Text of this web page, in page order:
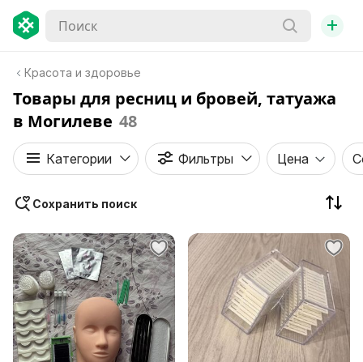
+
Красота и здоровье
Товары для ресниц и бровей, татуажа
в Могилеве 48
Категории Фильтры Цена
Сохранить поиск